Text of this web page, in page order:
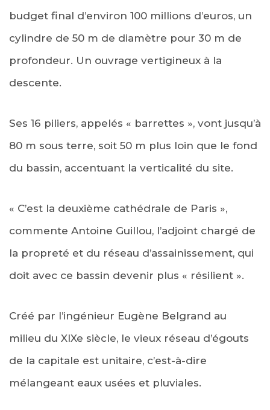
budget final d’environ 100 millions d’euros, un
cylindre de 50 m de diamètre pour 30 m de
profondeur. Un ouvrage vertigineux à la
descente.
Ses 16 piliers, appelés « barrettes », vont jusqu’à
80 m sous terre, soit 50 m plus loin que le fond
du bassin, accentuant la verticalité du site.
« C’est la deuxième cathédrale de Paris »,
commente Antoine Guillou, l’adjoint chargé de
la propreté et du réseau d’assainissement, qui
doit avec ce bassin devenir plus « résilient ».
Créé par l’ingénieur Eugène Belgrand au
milieu du XIXe siècle, le vieux réseau d’égouts
de la capitale est unitaire, c’est-à-dire
mélangeant eaux usées et pluviales.